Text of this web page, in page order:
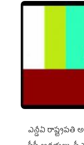
ఎన్డీఏ రాష్ట్ర‌ప‌తి